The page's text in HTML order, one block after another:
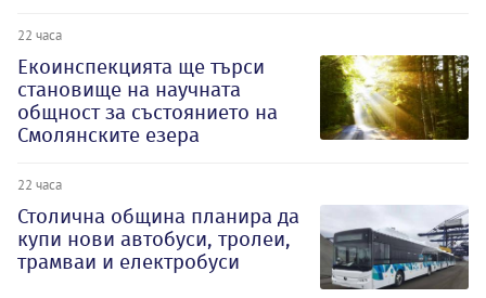
22 часа
Екоинспекцията ще търси
становище на научната
общност за състоянието на
Смолянските езера
22 часа
Столична община планира да
купи нови автобуси, тролеи,
трамваи и електробуси